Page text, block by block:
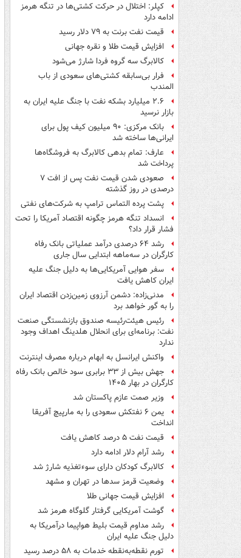
کپلر: اختلال در حرکت کشتی‌ها در تنگه هرمز
ادامه دارد
قیمت نفت برنت به ۷۹ دلار رسید
افزایش قیمت طلا و نقره جهانی
کالابرگ سه گروه فردا شارژ می‌شود
فرار بی‌سابقه کشتی‌های سعودی از باب
المندب
۲.۶ میلیارد بشکه نفت با جنگ علیه ایران به
بازار نرسید
بانک مرکزی: ۹۰ میلیون کیف پول برای
ایرانی‌ها ساخته شد
عارف: تمام بدهی کالابرگ به فروشگاه‌ها
پرداخت شد
صعودی شدن قیمت نفت پس از افت ۷
درصدی در روز گذشته
پشت پرده التماس ترامپ به شرکت‌های نفتی
انسداد تنگه هرمز چگونه اقتصاد آمریکا را تحت
فشار قرار داد؟
رشد ۶۴ درصدی درآمد عملیاتی بانک رفاه
کارگران در سه‌ماهه ابتدایی سال جاری
سفر هوایی آمریکایی‌ها به دلیل جنگ علیه
ایران کاهش یافت
مدنی‌زاده: دشمن آرزوی زمین‌زدن اقتصاد ایران
را به گور خواهد برد
رئیس هیئت‌رئیسه صندوق بازنشستگی صنعت
نفت: برنامه‌ای برای انحلال هلدینگ اهداف وجود
ندارد
واکنش ایرانسل به ابهام درباره مصرف اینترنت
جهش بیش از ۳۳ برابری سود خالص بانک رفاه
کارگران در بهار ۱۴۰۵
وزیر صمت عازم پاکستان شد
یمن ۶ نفتکش سعودی را به مارپیچ آفریقا
انداخت
قیمت نفت ۵ درصد کاهش یافت
رشد آرام دلار ادامه دارد
کالابرگ کودکان دارای سوءتغذیه شارژ شد
وضعیت قرمز سدها در تهران و مشهد
افزایش قیمت جهانی طلا
گوشت آمریکایی گرفتار گلوگاه هرمز شد
رشد مداوم قیمت بلیط هواپیما درآمریکا به
دلیل جنگ علیه ایران
تورم نقطه‌به‌نقطه خدمات به ۵۸ درصد رسید